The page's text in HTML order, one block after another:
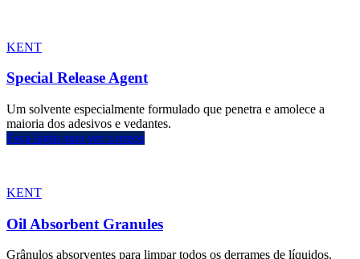
KENT
Special Release Agent
Um solvente especialmente formulado que penetra e amolece a
maioria dos adesivos e vedantes.
Faça login para ver o preço
KENT
Oil Absorbent Granules
Grânulos absorventes para limpar todos os derrames de líquidos.